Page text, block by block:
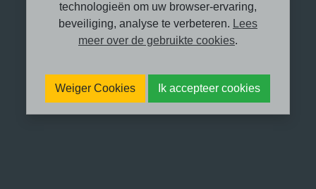
Met schroom en trots wil ik vertellen
technologieën om uw browser-ervaring,
beveiliging, analyse te verbeteren. Lees
meer over de gebruikte cookies.
Weiger Cookies Ik accepteer cookies